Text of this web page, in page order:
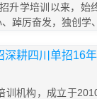
升学培训以来，始
踔厉奋发，独创学
耕四川单招16年
训机构，成立于